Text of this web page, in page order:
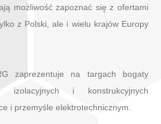
możliwość zapoznać się z ofertami
z Polski, ale i wielu krajów Europy
zaprezentuje na targach bogaty
izolacyjnych i konstrukcyjnych
i przemyśle elektrotechnicznym.